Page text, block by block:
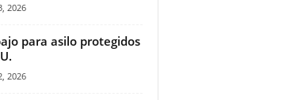
2026
para asilo protegidos
2026